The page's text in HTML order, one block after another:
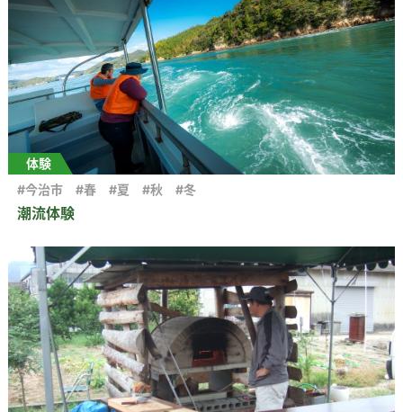
体験
潮流体験
#今治市 #春 #夏 #秋 #冬